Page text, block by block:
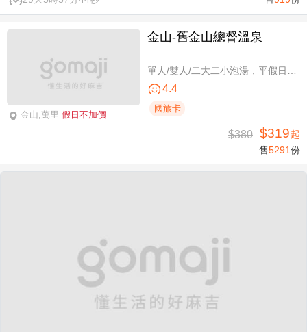
金山,萬里 假日不加價
金山-舊金山總督溫泉
4.4
國旅卡
$380 $319起
售5291份